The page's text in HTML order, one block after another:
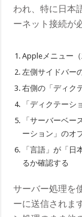
われ、特に日本
ーネット接続が
Appleメニュー
左側サイドバー
右側の「ディク
「ディクテーシ
「サーバーベ
ーション」のオ
「言語」が「
るか確認する
サーバー処理を
ーに送信されま